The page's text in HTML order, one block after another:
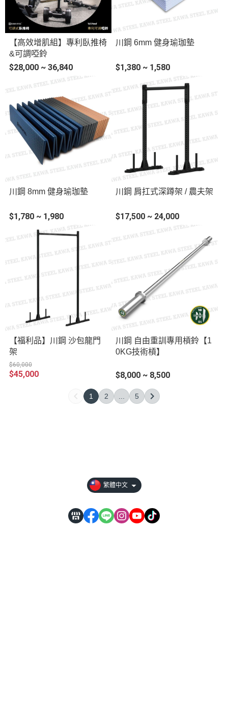
【高效增肌組】專利臥推椅
&可調啞鈴
$28,000 ~ 36,840
川鋼 6mm 健身瑜珈墊
$1,380 ~ 1,580
川鋼 8mm 健身瑜珈墊
$1,780 ~ 1,980
川鋼 肩扛式深蹲架 / 農夫架
$17,500 ~ 24,000
【福利品】川鋼 沙包龍門
架
$60,000
$45,000
川鋼 自由重訓專用槓鈴【1
0KG技術槓】
$8,000 ~ 8,500
1 2 5
繁體中文